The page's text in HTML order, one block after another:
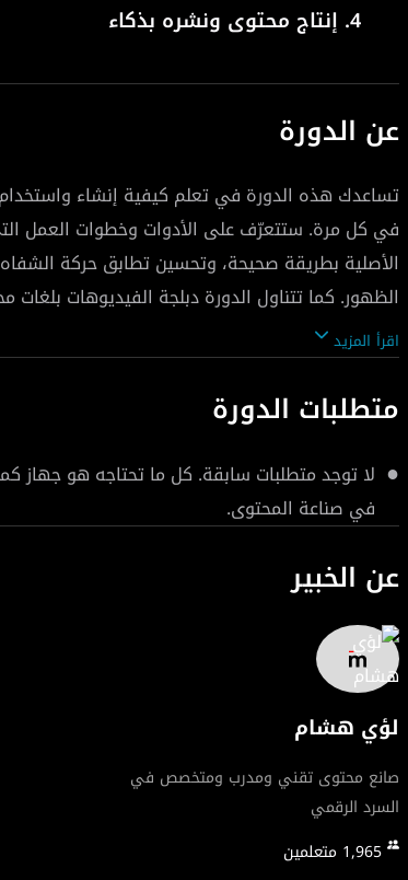
4. إنتاج محتوى ونشره بذكاء
عن الدورة
تساعدك هذه الدورة في تعلم كيفية إنشاء
في كل مرة. ستتعرّف على الأدوات وخطوات العمل
الأصلية بطريقة صحيحة، وتحسين تطابق حركة
الظهور. كما تتناول الدورة دبلجة الفيديوهات
وصورتك المهنية. بنهاية الدورة سيكون لديك مسار
ويساعدك على النشر باستمرارية.
اقرأ المزيد
متطلبات الدورة
لا توجد متطلبات سابقة. كل ما تحتاجه هو جهاز
في صناعة المحتوى.
عن الخبير
لؤي هشام
صانع محتوى تقني ومدرب ومتخصص في
السرد الرقمي
1,965 متعلمين